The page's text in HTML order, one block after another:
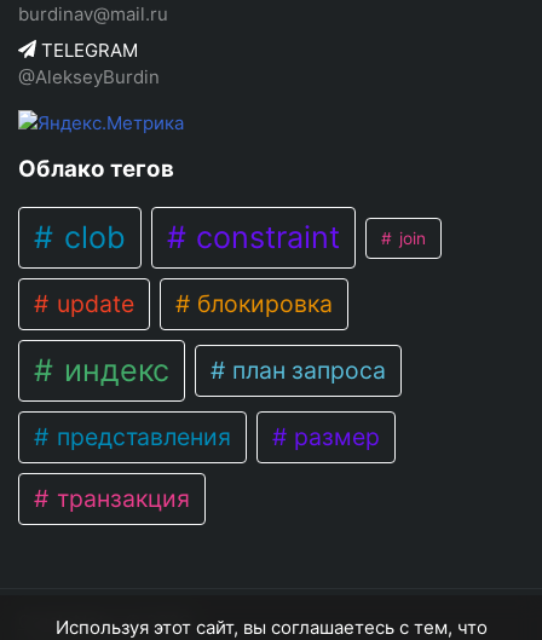
burdinav@mail.ru
TELEGRAM
@AlekseyBurdin
Облако тегов
clob constraint join
update блокировка
индекс план запроса
представления размер
транзакция
OracleNote © 2026
Используя этот сайт, вы соглашаетесь с тем, что